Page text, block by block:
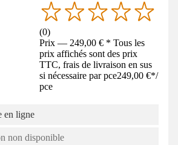
(0)
Prix — 249,00 € * Tous les
prix affichés sont des prix
TTC, frais de livraison en sus
si nécessaire par pce249,00 €*/
pce
en ligne
non disponible